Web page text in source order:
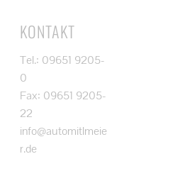
KONTAKT
Tel.: 09651 9205-
0
Fax: 09651 9205-
22
info@automitlmeie
r.de